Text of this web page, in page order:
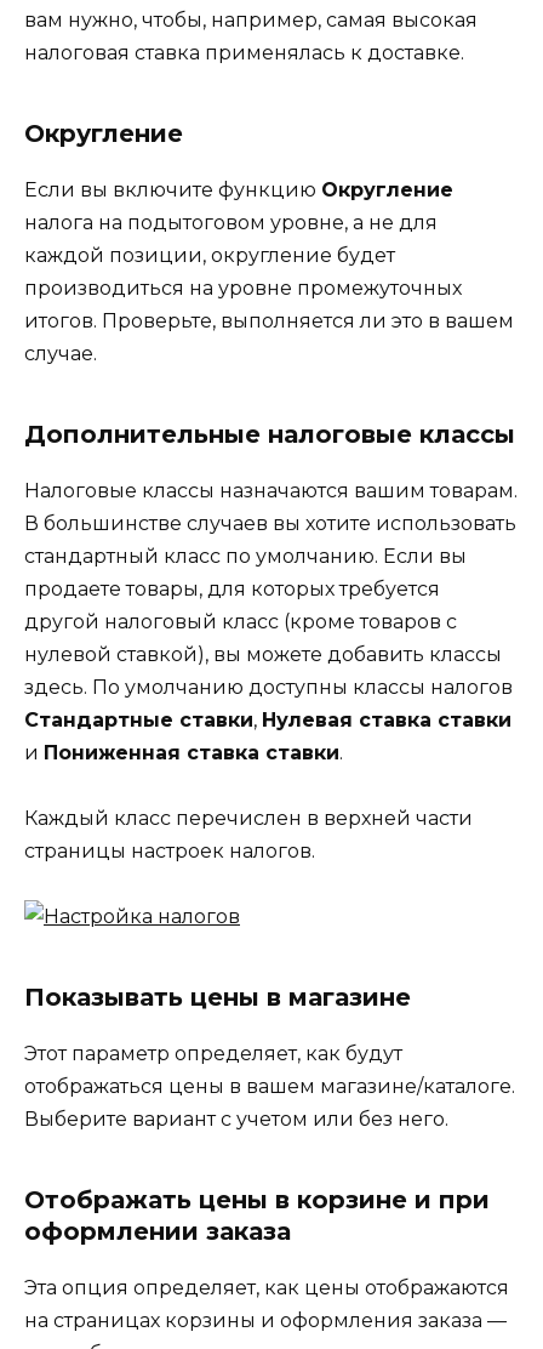
вам нужно, чтобы, например, самая высокая
налоговая ставка применялась к доставке.
Округление
Если вы включите функцию Округление
налога на подытоговом уровне, а не для
каждой позиции, округление будет
производиться на уровне промежуточных
итогов. Проверьте, выполняется ли это в вашем
случае.
Дополнительные налоговые классы
Налоговые классы назначаются вашим товарам.
В большинстве случаев вы хотите использовать
стандартный класс по умолчанию. Если вы
продаете товары, для которых требуется
другой налоговый класс (кроме товаров с
нулевой ставкой), вы можете добавить классы
здесь. По умолчанию доступны классы налогов
Стандартные ставки, Нулевая ставка ставки
и Пониженная ставка ставки.
Каждый класс перечислен в верхней части
страницы настроек налогов.
Показывать цены в магазине
Этот параметр определяет, как будут
отображаться цены в вашем магазине/каталоге.
Выберите вариант с учетом или без него.
Отображать цены в корзине и при
оформлении заказа
Эта опция определяет, как цены отображаются
на страницах корзины и оформления заказа —